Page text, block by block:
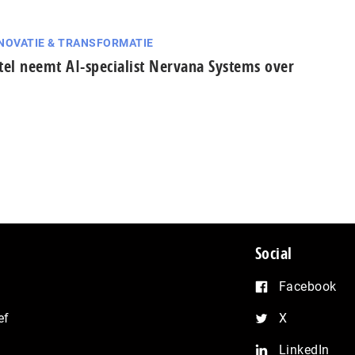
& TRANSFORMATIE
neemt AI-specialist Nervana Systems over
Social
Facebook
X
LinkedIn